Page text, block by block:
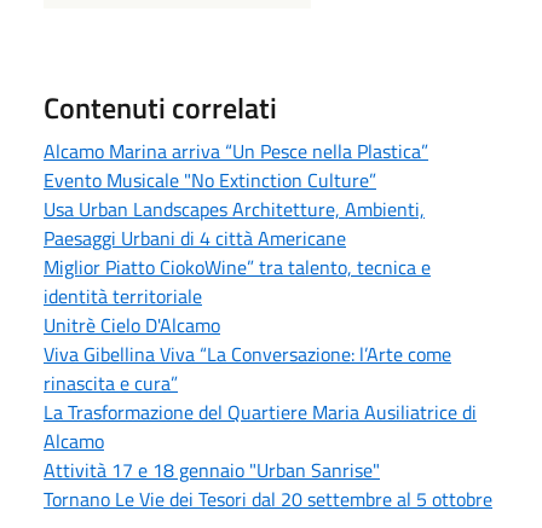
Contenuti correlati
Alcamo Marina arriva “Un Pesce nella Plastica”
Evento Musicale "No Extinction Culture”
Usa Urban Landscapes Architetture, Ambienti,
Paesaggi Urbani di 4 città Americane
Miglior Piatto CiokoWine” tra talento, tecnica e
identità territoriale
Unitrè Cielo D'Alcamo
Viva Gibellina Viva “La Conversazione: l’Arte come
rinascita e cura”
La Trasformazione del Quartiere Maria Ausiliatrice di
Alcamo
Attività 17 e 18 gennaio "Urban Sanrise"
Tornano Le Vie dei Tesori dal 20 settembre al 5 ottobre